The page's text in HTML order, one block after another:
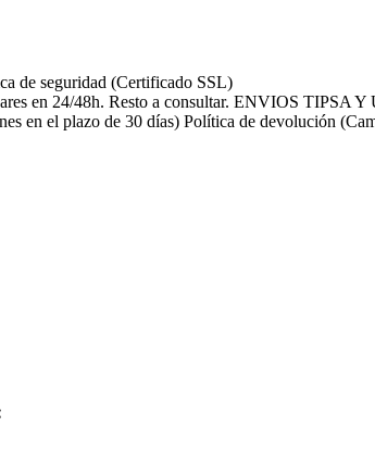
de seguridad (Certificado SSL)
ENVIOS TIPSA Y
Política de devolución